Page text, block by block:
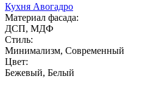
Кухня Авогадро
Материал фасада:
ДСП, МДФ
Стиль:
Минимализм, Современный
Цвет:
Бежевый, Белый